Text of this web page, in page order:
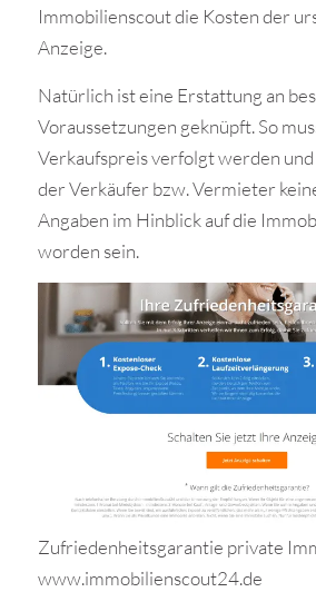
Immobilienscout die Kosten der
Anzeige.
Natürlich ist eine Erstattung an
Voraussetzungen geknüpft. So
Verkaufspreis verfolgt werden und
der Verkäufer bzw. Vermieter
Angaben im Hinblick auf die
worden sein.
Zufriedenheitsgarantie private
www.immobilienscout24.de